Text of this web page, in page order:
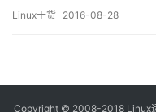
息。 [root@localhost ~]#
Linux干货 2016-08-28
Copyright © 2008-2018 Linux